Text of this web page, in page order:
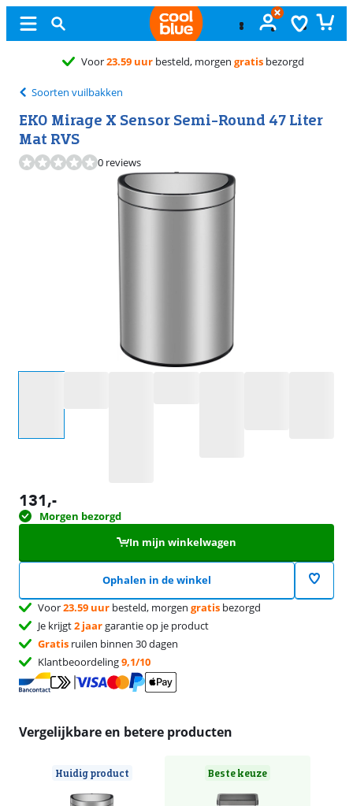
Voor23.59 uurbesteld, morgen gratisbezorgd
Soorten vuilbakken
EKO Mirage X Sensor Semi-Round 47 Liter
Mat RVS
0 reviews
131,-
Morgen bezorgd
In mijn winkelwagen
Ophalen in de winkel
Voor23.59 uur besteld, morgen gratis bezorgd
Je krijgt2 jaargarantie op je product
Gratis ruilen binnen 30 dagen
Klantbeoordeling9,1/10
Vergelijkbare en betere producten
Huidig product Beste keuze